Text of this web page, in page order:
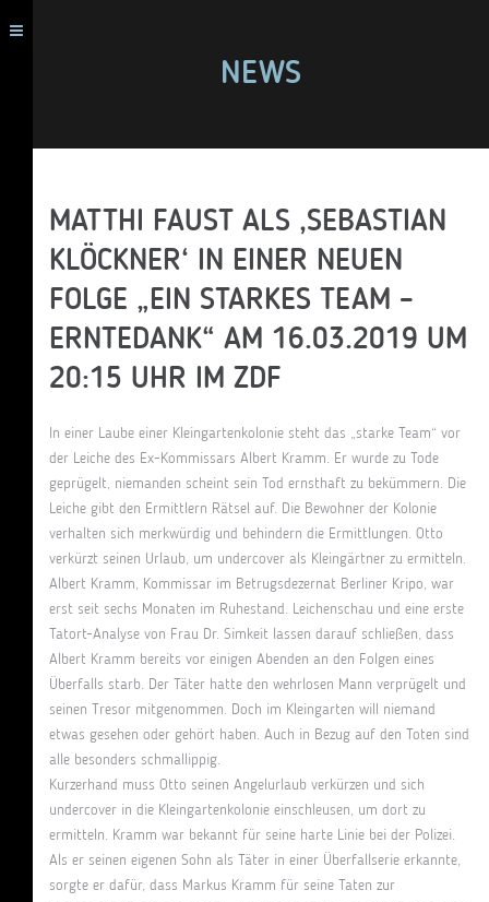
NEWS
MATTHI FAUST ALS ‚SEBASTIAN
KLÖCKNER‘ IN EINER NEUEN
FOLGE „EIN STARKES TEAM –
ERNTEDANK“ AM 16.03.2019 UM
20:15 UHR IM ZDF
In einer Laube einer Kleingartenkolonie steht das „starke Team“ vor
der Leiche des Ex-Kommissars Albert Kramm. Er wurde zu Tode
geprügelt, niemanden scheint sein Tod ernsthaft zu bekümmern. Die
Leiche gibt den Ermittlern Rätsel auf. Die Bewohner der Kolonie
verhalten sich merkwürdig und behindern die Ermittlungen. Otto
verkürzt seinen Urlaub, um undercover als Kleingärtner zu ermitteln.
Albert Kramm, Kommissar im Betrugsdezernat Berliner Kripo, war
erst seit sechs Monaten im Ruhestand. Leichenschau und eine erste
Tatort-Analyse von Frau Dr. Simkeit lassen darauf schließen, dass
Albert Kramm bereits vor einigen Abenden an den Folgen eines
Überfalls starb. Der Täter hatte den wehrlosen Mann verprügelt und
seinen Tresor mitgenommen. Doch im Kleingarten will niemand
etwas gesehen oder gehört haben. Auch in Bezug auf den Toten sind
alle besonders schmallippig.
Kurzerhand muss Otto seinen Angelurlaub verkürzen und sich
undercover in die Kleingartenkolonie einschleusen, um dort zu
ermitteln. Kramm war bekannt für seine harte Linie bei der Polizei.
Als er seinen eigenen Sohn als Täter in einer Überfallserie erkannte,
sorgte er dafür, dass Markus Kramm für seine Taten zur